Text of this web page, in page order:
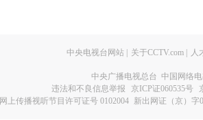
中央电视台网站 关于CCTV.com 人
中央广播电视总台 中国网络
违法和不良信息举报
京ICP证060535号
网上传播视听节目许可证号 0102004 新出网证（京）